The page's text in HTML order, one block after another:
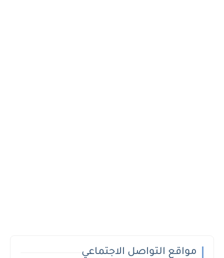
مواقع التواصل الاجتماعي